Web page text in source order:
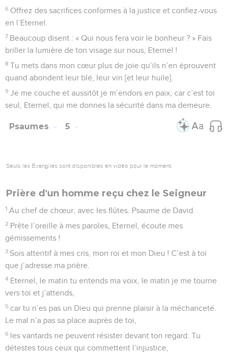
6 Offrez des sacrifices conformes à la justice et confiez-vous
en l’Eternel.
7 Beaucoup disent : « Qui nous fera voir le bonheur ? » Fais
briller la lumière de ton visage sur nous, Eternel !
8 Tu mets dans mon cœur plus de joie qu’ils n’en éprouvent
quand abondent leur blé, leur vin [et leur huile].
9 Je me couche et aussitôt je m’endors en paix, car c’est toi
seul, Eternel, qui me donnes la sécurité dans ma demeure.
Psaumes 5
Seuls les Évangiles sont disponibles en vidéo pour le moment.
Prière d'un homme reçu chez le Seigneur
1 Au chef de chœur, avec les flûtes. Psaume de David.
2 Prête l’oreille à mes paroles, Eternel, écoute mes
gémissements !
3 Sois attentif à mes cris, mon roi et mon Dieu ! C’est à toi
que j’adresse ma prière.
4 Eternel, le matin tu entends ma voix, le matin je me tourne
vers toi et j’attends,
5 car tu n’es pas un Dieu qui prenne plaisir à la méchanceté.
Le mal n’a pas sa place auprès de toi,
6 les vantards ne peuvent résister devant ton regard. Tu
détestes tous ceux qui commettent l’injustice,